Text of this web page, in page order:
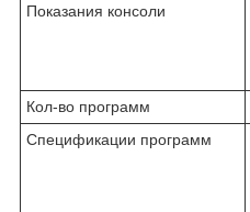
Показания консоли
Кол-во программ
Спецификации программ